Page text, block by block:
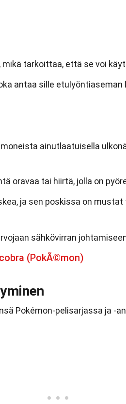
mikä tarkoittaa, että se voi
antaa sille
ainutlaatuisella
oravaa tai hiirtä, jolla on
ja sen poskissa on
sähkövirran
(PokÃ©mon)
Pokémon-pelisarjassa ja -